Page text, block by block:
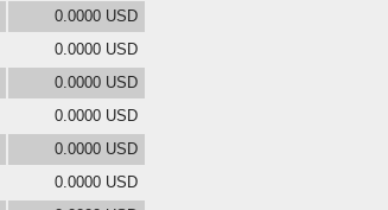
0.0000 USD
0.0000 USD
0.0000 USD
0.0000 USD
0.0000 USD
0.0000 USD